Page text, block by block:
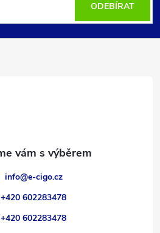
ODEBÍRAT
info@e-cigo.cz
+420 602283478
+420 602283478